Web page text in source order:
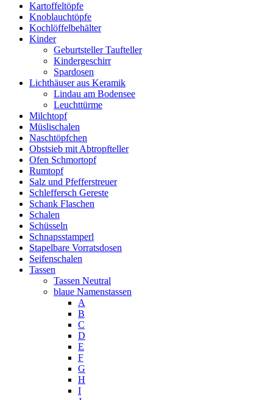
Kartoffeltöpfe
Knoblauchtöpfe
Kochlöffelbehälter
Kinder
Geburtsteller Taufteller
Kindergeschirr
Spardosen
Lichthäuser aus Keramik
Lindau am Bodensee
Leuchttürme
Milchtopf
Müslischalen
Naschtöpfchen
Obstsieb mit Abtropfteller
Ofen Schmortopf
Rumtopf
Salz und Pfefferstreuer
Schleffersch Gereste
Schank Flaschen
Schalen
Schüsseln
Schnapsstamperl
Stapelbare Vorratsdosen
Seifenschalen
Tassen
Tassen Neutral
blaue Namenstassen
A
B
C
D
E
F
G
H
I